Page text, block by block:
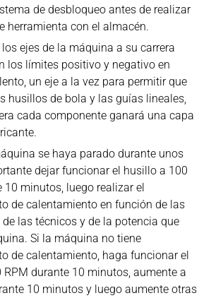
de desbloqueo antes de realizar
herramienta con el almacén.
ejes de la máquina a su carrera
los límites positivo y negativo en
un eje a la vez para permitir que
husillos de bola y las guías lineales,
cada componente ganará una capa
se haya parado durante unos
dejar funcionar el husillo a 100
10 minutos, luego realizar el
de calentamiento en función de las
las técnicos y de la potencia que
Si la máquina no tiene
de calentamiento, haga funcionar el
durante 10 minutos, aumente a
10 minutos y luego aumente otras